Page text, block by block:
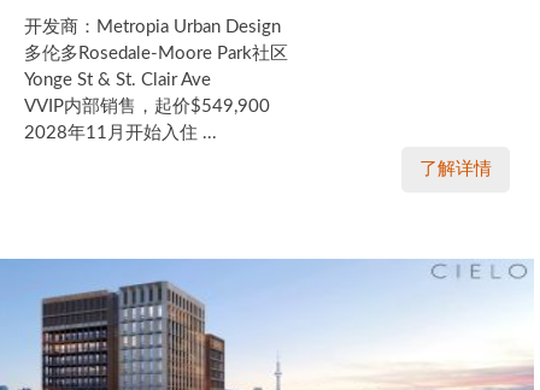
开发商：Metropia Urban Design
多伦多Rosedale-Moore Park社区
Yonge St & St. Clair Ave
VVIP内部销售，起价$549,900
2028年11月开始入住 ...
了解详情